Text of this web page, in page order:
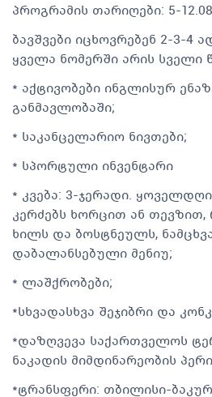
პროგრამის თარიღები: 5-
ბავშვები იცხოვრებენ 2-3-4
ყველა ნომერში არის სველი
* აქტივობები ინგლისურ
განმავლობაში;
* საკანცელარიო ნივთები;
* სპორტული ინვენტარი
* კვება: 3-ჯერადი.
კერძებს ხორცით ან
ხილს და ბოსტნეულს,
დაბალანსებული მენიუ;
* ლაშქრობები;
*სხვადასხვა შეჯიბრი და
*დაზღვევა საქართველოს
ნაკადის მიმდინარეობის
*ტრანსფერი: თბილისი-